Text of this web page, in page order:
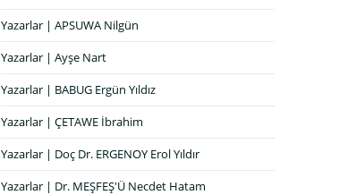
Yazarlar | APSUWA Nilgün
Yazarlar | Ayşe Nart
Yazarlar | BABUG Ergün Yıldız
Yazarlar | ÇETAWE İbrahim
Yazarlar | Doç Dr. ERGENOY Erol Yıldır
Yazarlar | Dr. MEŞFEŞ'Ü Necdet Hatam